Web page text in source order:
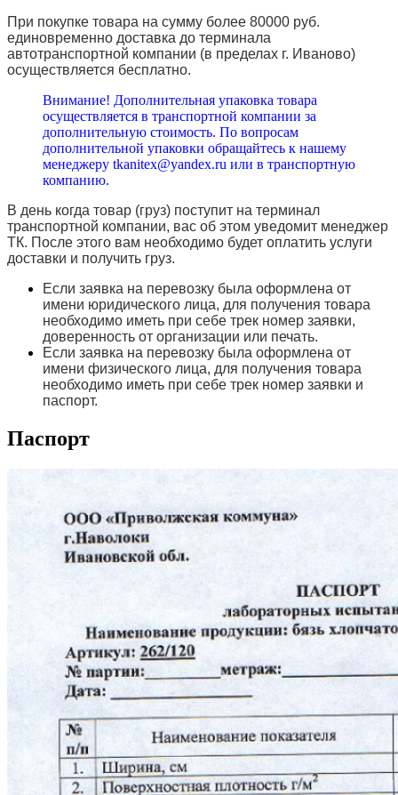
При покупке товара на сумму более 80000 руб.
единовременно доставка до терминала
автотранспортной компании (в пределах г. Иваново)
осуществляется бесплатно.
Внимание! Дополнительная упаковка товара
осуществляется в транспортной компании за
дополнительную стоимость. По вопросам
дополнительной упаковки обращайтесь к нашему
менеджеру tkanitex@yandex.ru или в транспортную
компанию.
В день когда товар (груз) поступит на терминал
транспортной компании, вас об этом уведомит менеджер
ТК. После этого вам необходимо будет оплатить услуги
доставки и получить груз.
Если заявка на перевозку была оформлена от
имени юридического лица, для получения товара
необходимо иметь при себе трек номер заявки,
доверенность от организации или печать.
Если заявка на перевозку была оформлена от
имени физического лица, для получения товара
необходимо иметь при себе трек номер заявки и
паспорт.
Паспорт